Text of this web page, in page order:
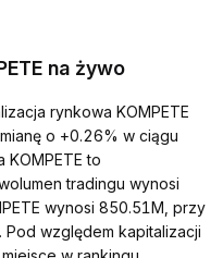
na żywo
rynkowa KOMPETE
o +0.26% w ciągu
to
tradingu wynosi
wynosi 850.51M, przy
Pod względem kapitalizacji